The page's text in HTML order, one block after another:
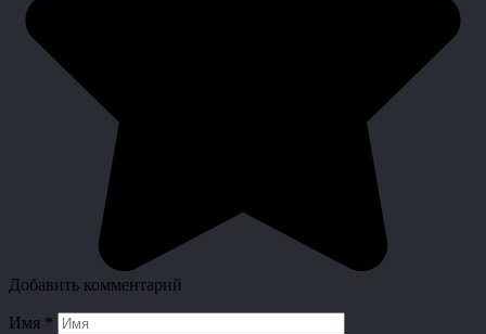
Добавить комментарий
Имя *